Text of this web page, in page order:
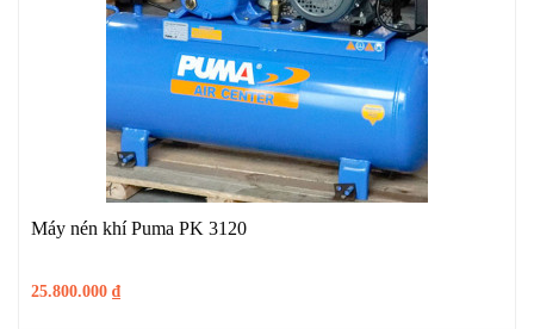
Máy nén khí Puma PK 3120
25.800.000 ₫